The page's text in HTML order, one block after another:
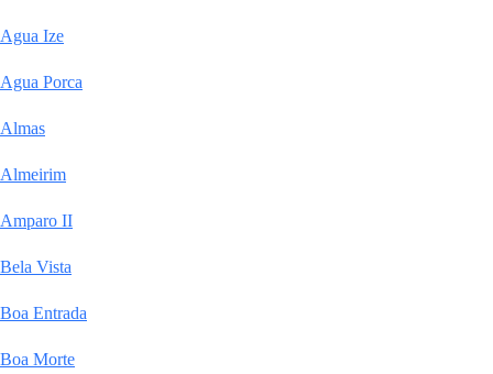
Agua Ize
Agua Porca
Almas
Almeirim
Amparo II
Bela Vista
Boa Entrada
Boa Morte